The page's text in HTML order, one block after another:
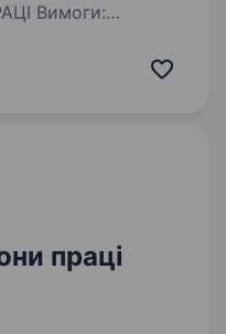
вільне
праці